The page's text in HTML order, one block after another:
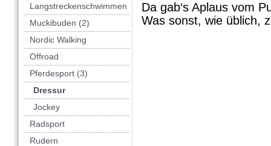
Langstreckenschwimmen
Muckibuden (2)
Nordic Walking
Offroad
Pferdesport (3)
Dressur
Jockey
Radsport
Rudern
Da gab‘s Aplaus vom
Was sonst, wie üblich,